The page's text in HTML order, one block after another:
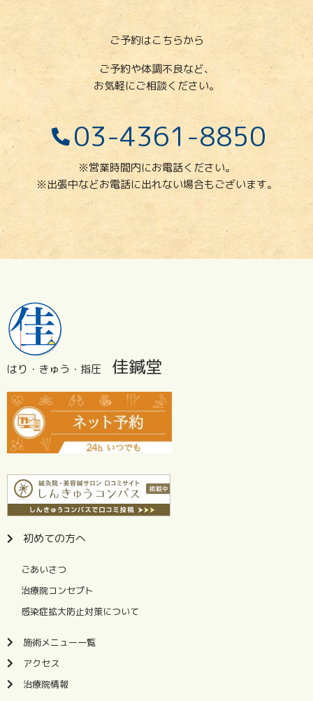
ご予約はこちらから
ご予約や体調不良など、
お気軽にご相談ください。
03-4361-8850
※営業時間内にお電話ください。
※出張中などお電話に出れない場合もございます。
はり・きゅう・指圧 佳鍼堂
初めての方へ
ごあいさつ
治療院コンセプト
感染症拡大防止対策について
施術メニュー一覧
アクセス
治療院情報